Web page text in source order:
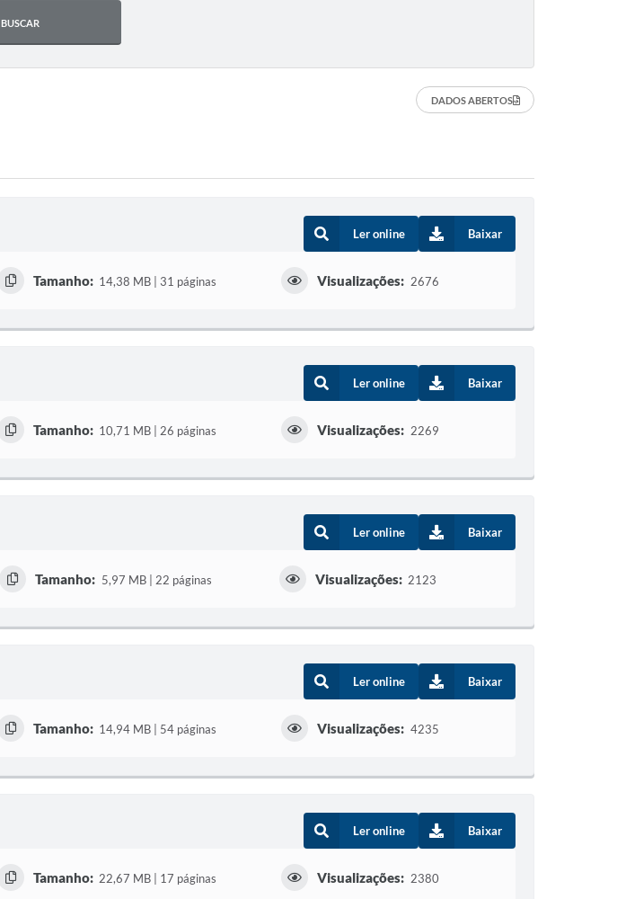
BUSCAR
DADOS ABERTOS
Ler online Baixar
Tamanho: 14,38 MB | 31 páginas Visualizações: 2676
Ler online Baixar
Tamanho: 10,71 MB | 26 páginas Visualizações: 2269
Ler online Baixar
Tamanho: 5,97 MB | 22 páginas Visualizações: 2123
Ler online Baixar
Tamanho: 14,94 MB | 54 páginas Visualizações: 4235
Ler online Baixar
Tamanho: 22,67 MB | 17 páginas Visualizações: 2380